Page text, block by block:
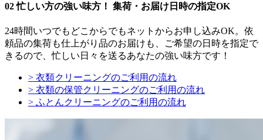
02 忙しい方の強い味方！ 集荷・お届け日時の指定OK
24時間いつでもどこからでもネットからお申し込みOK。依
頼品の集荷も仕上がり品のお届けも、ご希望の日時を指定で
きるので、忙しい日々を送るあなたの強い味方です！
> 衣類クリーニングのご利用の流れ
> 衣類の保管クリーニングのご利用の流れ
> ふとんクリーニングのご利用の流れ